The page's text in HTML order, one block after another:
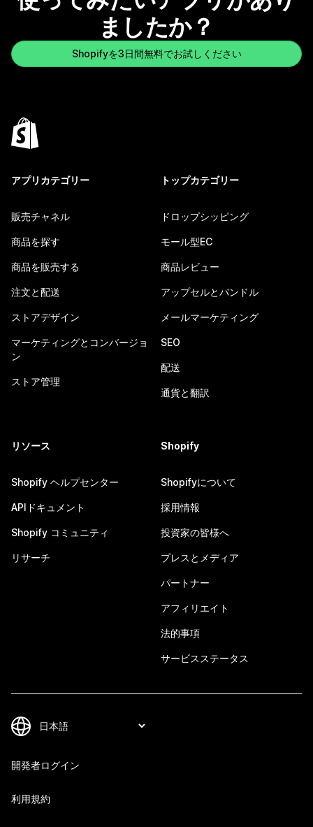
ましたか？
Shopifyを3日間無料でお試しください
アプリカテゴリー
販売チャネル
商品を探す
商品を販売する
注文と配送
ストアデザイン
マーケティングとコンバージョ
ン
ストア管理
トップカテゴリー
ドロップシッピング
モール型EC
商品レビュー
アップセルとバンドル
メールマーケティング
SEO
配送
通貨と翻訳
リソース
Shopify ヘルプセンター
APIドキュメント
Shopify コミュニティ
リサーチ
Shopify
Shopifyについて
採用情報
投資家の皆様へ
プレスとメディア
パートナー
アフィリエイト
法的事項
サービスステータス
開発者ログイン
利用規約